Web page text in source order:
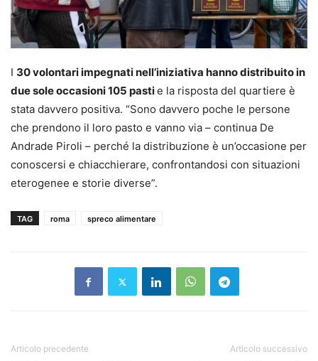
I 30 volontari impegnati nell’iniziativa hanno distribuito in
due sole occasioni 105 pastie la risposta del quartiere è
stata davvero positiva. “Sono davvero poche le persone
che prendono il loro pasto e vanno via – continua De
Andrade Piroli – perché la distribuzione è un’occasione per
conoscersi e chiacchierare, confrontandosi con situazioni
eterogenee e storie diverse”.
TAG roma spreco alimentare
Articolo precedente Articolo successivo